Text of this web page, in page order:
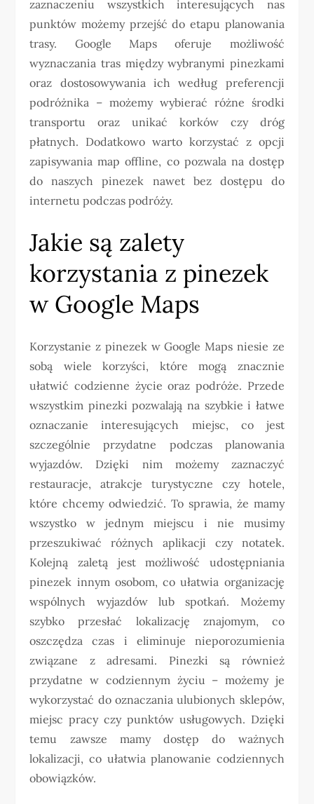
zaznaczeniu wszystkich interesujących nas
punktów możemy przejść do etapu planowania
trasy. Google Maps oferuje możliwość
wyznaczania tras między wybranymi pinezkami
oraz dostosowywania ich według preferencji
podróżnika – możemy wybierać różne środki
transportu oraz unikać korków czy dróg
płatnych. Dodatkowo warto korzystać z opcji
zapisywania map offline, co pozwala na dostęp
do naszych pinezek nawet bez dostępu do
internetu podczas podróży.
Jakie są zalety
korzystania z pinezek
w Google Maps
Korzystanie z pinezek w Google Maps niesie ze
sobą wiele korzyści, które mogą znacznie
ułatwić codzienne życie oraz podróże. Przede
wszystkim pinezki pozwalają na szybkie i łatwe
oznaczanie interesujących miejsc, co jest
szczególnie przydatne podczas planowania
wyjazdów. Dzięki nim możemy zaznaczyć
restauracje, atrakcje turystyczne czy hotele,
które chcemy odwiedzić. To sprawia, że mamy
wszystko w jednym miejscu i nie musimy
przeszukiwać różnych aplikacji czy notatek.
Kolejną zaletą jest możliwość udostępniania
pinezek innym osobom, co ułatwia organizację
wspólnych wyjazdów lub spotkań. Możemy
szybko przesłać lokalizację znajomym, co
oszczędza czas i eliminuje nieporozumienia
związane z adresami. Pinezki są również
przydatne w codziennym życiu – możemy je
wykorzystać do oznaczania ulubionych sklepów,
miejsc pracy czy punktów usługowych. Dzięki
temu zawsze mamy dostęp do ważnych
lokalizacji, co ułatwia planowanie codziennych
obowiązków.